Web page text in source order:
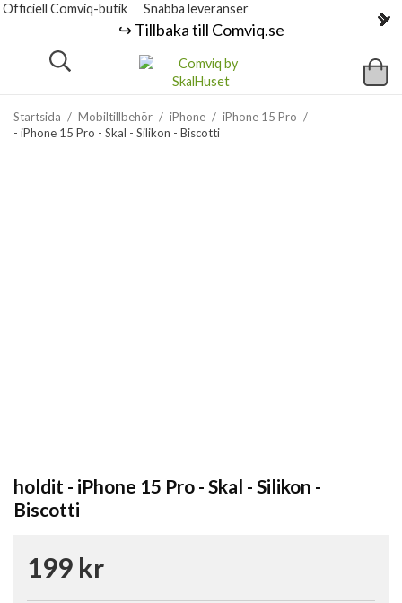
Officiell Comviq-butik Snabba leveranser
↪️ Tillbaka till Comviq.se
Startsida / Mobiltillbehör / iPhone / iPhone 15 Pro /
- iPhone 15 Pro - Skal - Silikon - Biscotti
holdit - iPhone 15 Pro - Skal - Silikon -
Biscotti
199 kr